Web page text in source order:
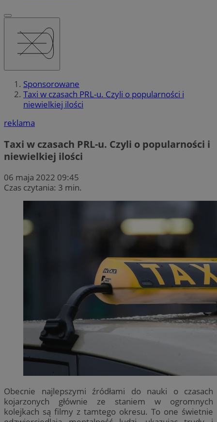
Sponsorowane
Taxi w czasach PRL-u. Czyli o popularności i
niewielkiej ilości
reklama
Taxi w czasach PRL-u. Czyli o popularności i
niewielkiej ilości
06 maja 2022 09:45
Czas czytania: 3 min.
Obecnie najlepszymi źródłami do nauki o czasach
kojarzonych głównie ze staniem w ogromnych
kolejkach są filmy z tamtego okresu. To one świetnie